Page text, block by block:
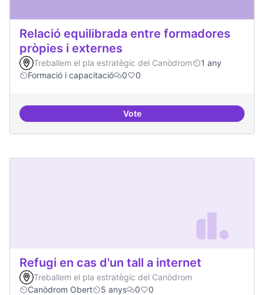
Relació equilibrada entre formadores
pròpies i externes
Treballem el pla estratègic del Canòdrom
1 any
Formació i capacitació
0 0
VoteRelació equilibrada entre
Refugi en cas d'un tall a internet
Treballem el pla estratègic del Canòdrom
Canòdrom Obert
5 anys 0 0